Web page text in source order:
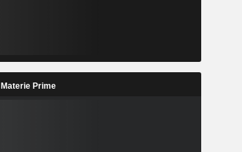
Materie Prime